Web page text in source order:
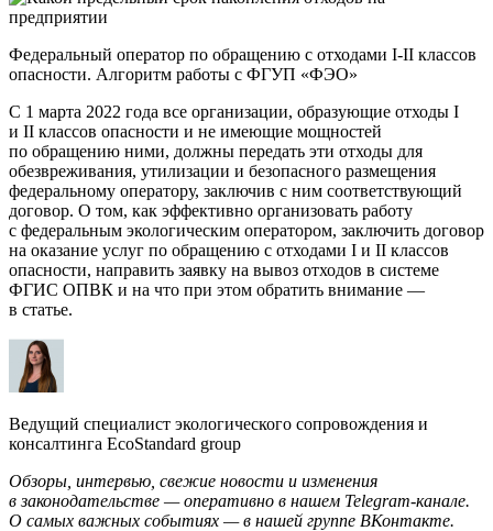
Федеральный оператор по обращению с отходами I-II классов
опасности. Алгоритм работы с ФГУП «ФЭО»
С 1 марта 2022 года все организации, образующие отходы I
и II классов опасности и не имеющие мощностей
по обращению ними, должны передать эти отходы для
обезвреживания, утилизации и безопасного размещения
федеральному оператору, заключив с ним соответствующий
договор. О том, как эффективно организовать работу
с федеральным экологическим оператором, заключить договор
на оказание услуг по обращению с отходами I и II классов
опасности, направить заявку на вывоз отходов в системе
ФГИС ОПВК и на что при этом обратить внимание —
в статье.
Ведущий специалист экологического сопровождения и
консалтинга EcoStandard group
Обзоры, интервью, свежие новости и изменения
в законодательстве — оперативно в нашем Telegram-канале.
О самых важных событиях — в нашей группе ВКонтакте.